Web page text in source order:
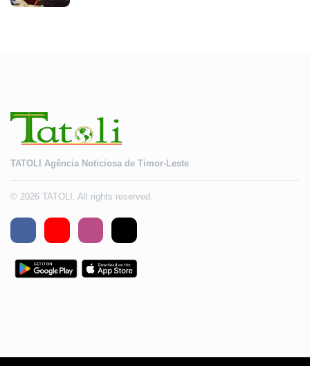
TATOLI Agência Noticiosa de Timor-Leste
© 2026 TATOLI. All rights reserved.